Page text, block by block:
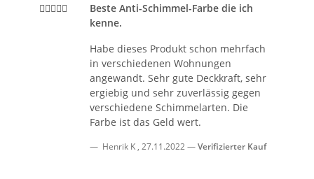
Beste Anti-Schimmel-Farbe die ich
kenne.
Habe dieses Produkt schon mehrfach
in verschiedenen Wohnungen
angewandt. Sehr gute Deckkraft, sehr
ergiebig und sehr zuverlässig gegen
verschiedene Schimmelarten. Die
Farbe ist das Geld wert.
Henrik K , 27.11.2022 Verifizierter Kauf